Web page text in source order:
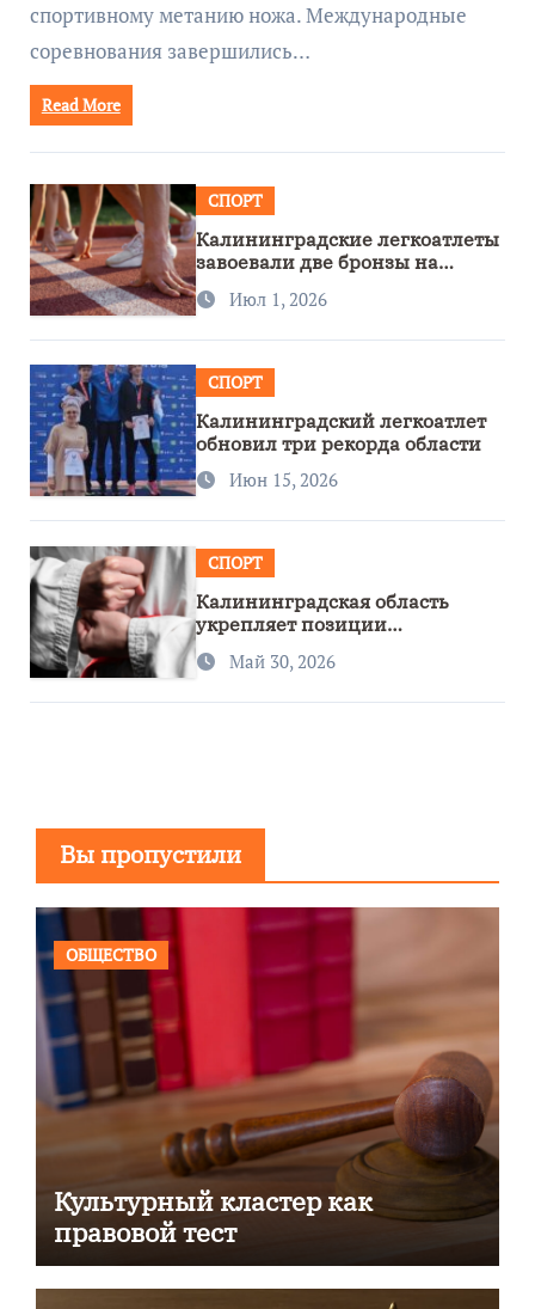
спортивному метанию ножа. Международные
соревнования завершились…
Read More
СПОРТ
Калининградские легкоатлеты
завоевали две бронзы на
первенстве России
Июл 1, 2026
СПОРТ
Калининградский легкоатлет
обновил три рекорда области
Июн 15, 2026
СПОРТ
Калининградская область
укрепляет позиции
спортивного региона
Май 30, 2026
Вы пропустили
ОБЩЕСТВО
Культурный кластер как
правовой тест